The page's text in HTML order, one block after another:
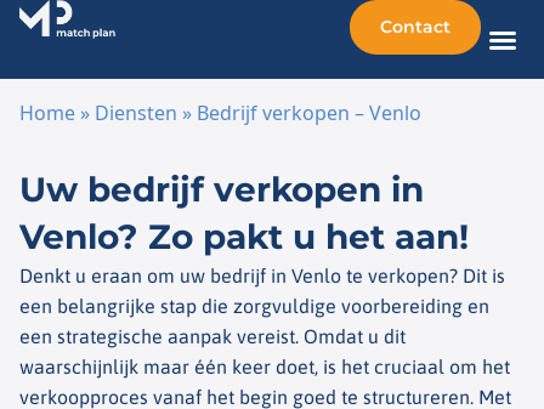
Contact
Home » Diensten » Bedrijf verkopen – Venlo
Uw bedrijf verkopen in
Venlo? Zo pakt u het aan!
Denkt u eraan om uw bedrijf in Venlo te verkopen? Dit is
een belangrijke stap die zorgvuldige voorbereiding en
een strategische aanpak vereist. Omdat u dit
waarschijnlijk maar één keer doet, is het cruciaal om het
verkoopproces vanaf het begin goed te structureren. Met